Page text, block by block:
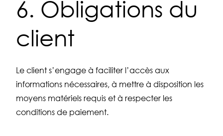
6. Obligations du
client
Le client s’engage à faciliter l’accès aux
informations nécessaires, à mettre à disposition les
moyens matériels requis et à respecter les
conditions de paiement.